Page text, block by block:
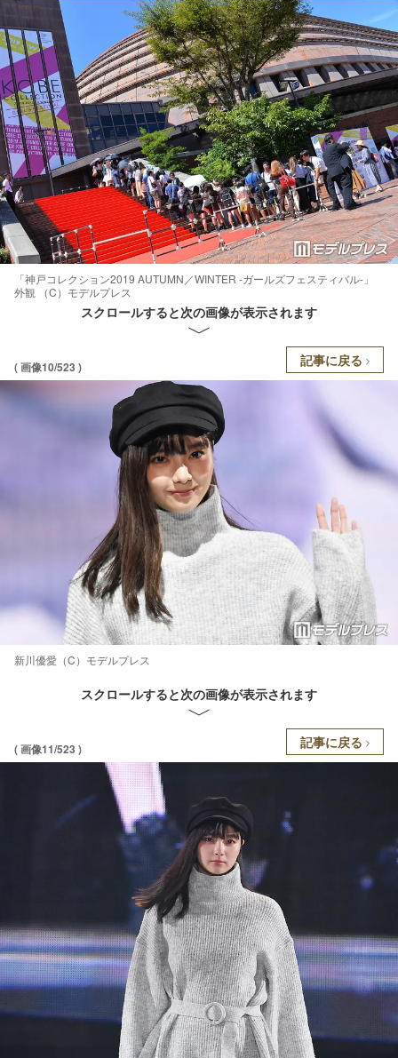
「神戸コレクション2019 AUTUMN／WINTER -ガールズフェスティバル-」
外観 （C）モデルプレス
スクロールすると次の画像が表示されます
( 画像10/523 ) 記事に戻る
新川優愛（C）モデルプレス
スクロールすると次の画像が表示されます
( 画像11/523 ) 記事に戻る